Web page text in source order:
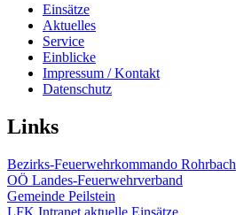
Einsätze
Aktuelles
Service
Einblicke
Impressum / Kontakt
Datenschutz
Links
Bezirks-Feuerwehrkommando Rohrbach
OÖ Landes-Feuerwehrverband
Gemeinde Peilstein
LFK Intranet aktuelle Einsätze